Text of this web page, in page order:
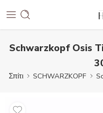
Schwarzkopf Osis
Σπίτι SCHWARZKOPF